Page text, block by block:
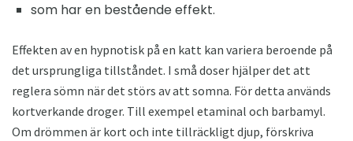
som har en bestående effekt.
Effekten av en hypnotisk på en katt kan variera beroende på
det ursprungliga tillståndet. I små doser hjälper det att
reglera sömn när det störs av att somna. För detta används
kortverkande droger. Till exempel etaminal och barbamyl.
Om drömmen är kort och inte tillräckligt djup, förskriva